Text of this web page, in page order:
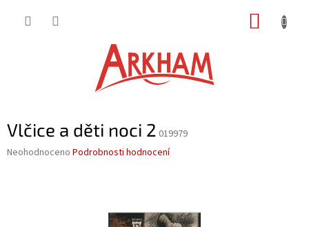
Vlčice a děti noci 2 019979
Průměrné
Neohodnoceno Podrobnosti hodnocení